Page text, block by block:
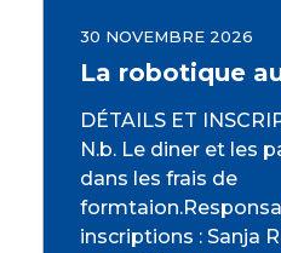
30 NOVEMBRE 2026
La robotique
DÉTAILS ET
N.b. Le diner et les
dans les frais de
inscriptions : Sanja